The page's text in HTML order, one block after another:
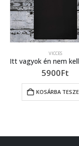
Itt vagyok én nem kell ide szakember feliratos póló
5900
KOSÁRBA